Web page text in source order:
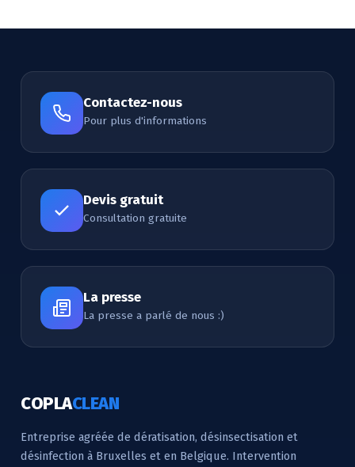
Contactez-nous
Pour plus d'informations
Devis gratuit
Consultation gratuite
La presse
La presse a parlé de nous :)
COPLACLEAN
Entreprise agréée de dératisation, désinsectisation et
désinfection à Bruxelles et en Belgique. Intervention